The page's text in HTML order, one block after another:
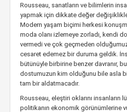
Rousseau, sanatların ve bilimlerin
yapmak için dikkate değer
Modern yaşam biçimi herkesi
moda olanı izlemeye zorladı, kendi
vermedi ve çok geçmeden
cesaret edemez bir duruma geldik.
bütünüyle birbirine benzer davranır,
dostumuzun kim olduğunu bile asla
tam bir aldatmacadır.
Rousseau, eleştiri oklarını insanların
politikanın ekonomik görünümlerine